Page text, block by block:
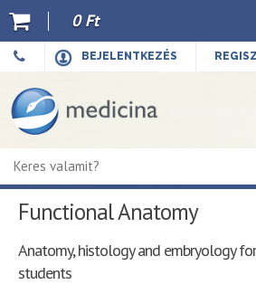
BEJELENTKEZÉS
0 Ft
Functional Anatomy
Anatomy, histology and embryology
students
Ajánló
Kiadványaink
E-book
Újdonságok
Akciók
Előkészületben